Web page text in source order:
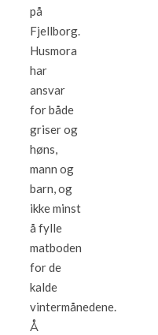
på
Fjellborg.
Husmora
har
ansvar
for både
griser og
høns,
mann og
barn, og
ikke minst
å fylle
matboden
for de
kalde
vintermånedene.
Å